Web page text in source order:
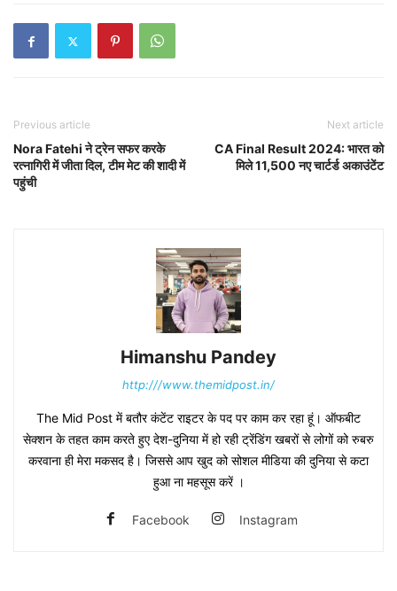
Previous article
Nora Fatehi ने ट्रेन सफर करके
रत्नागिरी में जीता दिल, टीम मेट की शादी में
पहुंची
Next article
CA Final Result 2024: भारत को
मिले 11,500 नए चार्टर्ड अकाउंटेंट
Himanshu Pandey
http:///www.themidpost.in/
The Mid Post में बतौर कंटेंट राइटर के पद पर काम कर रहा हूं। ऑफबीट
सेक्शन के तहत काम करते हुए देश-दुनिया में हो रही ट्रेंडिंग खबरों से लोगों को रुबरु
करवाना ही मेरा मकसद है। जिससे आप खुद को सोशल मीडिया की दुनिया से कटा
हुआ ना महसूस करें ।
Facebook Instagram